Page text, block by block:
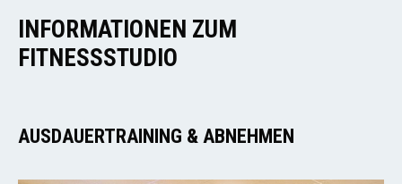
INFORMATIONEN ZUM
FITNESSSTUDIO
AUSDAUERTRAINING & ABNEHMEN